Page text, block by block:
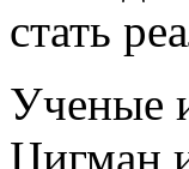
стать
Ученые
Цигман